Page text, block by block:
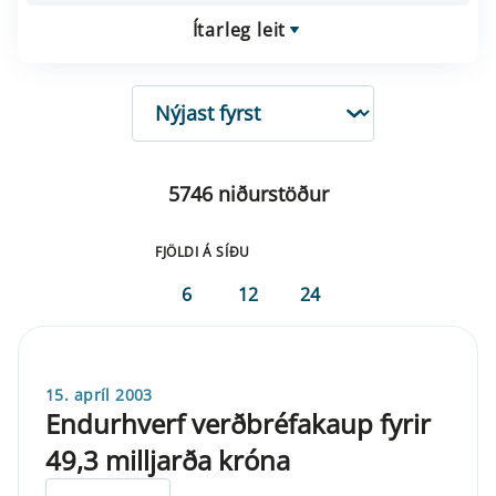
Ítarleg leit
RÖÐUN
5746 niðurstöður
FJÖLDI Á SÍÐU
6 12 24
15. apríl 2003
Endurhverf verðbréfakaup fyrir
49,3 milljarða króna